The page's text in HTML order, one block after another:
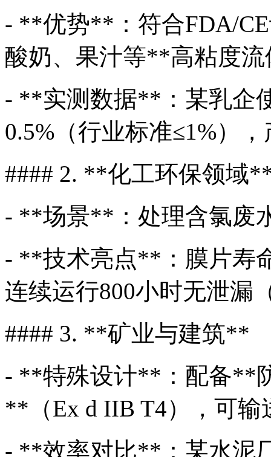
- **优势**：符合FDA/
酸奶、果汁等**高粘度
- **实测数据**：某乳企
0.5%（行业标准≤1%）
#### 2. **化工环保领域
- **场景**：处理含氯废
- **技术亮点**：膜片寿
连续运行800小时无泄漏
#### 3. **矿业与建筑**
- **特殊设计**：配备**
**（Ex d IIB T4），可输
- **效率对比**：某水泥